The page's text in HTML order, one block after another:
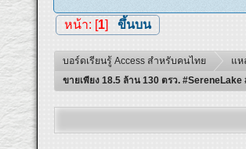
หน้า: [1] ขึ้นบน
บอร์ดเรียนรู้ Access สำหรับคนไทย แห
ขายเพียง 18.5 ล้าน 130 ตรว.